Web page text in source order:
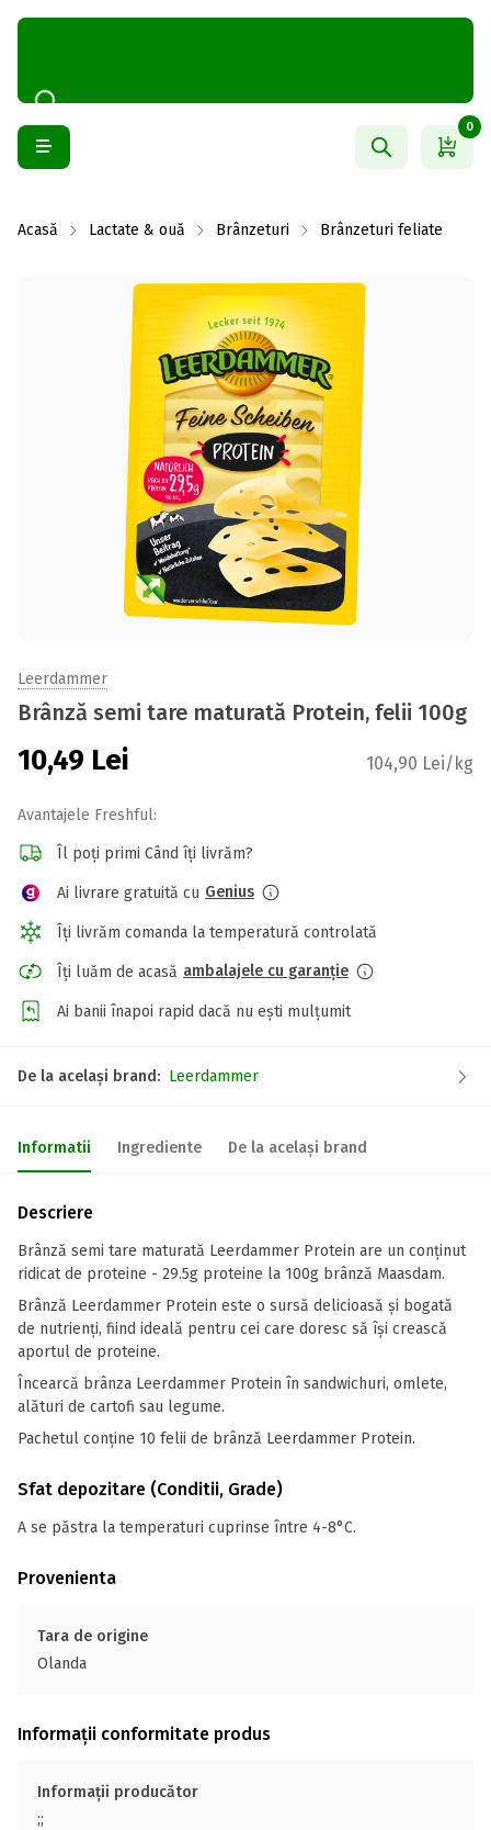
0
Acasă Lactate & ouă Brânzeturi Brânzeturi feliate
Leerdammer
Brânză semi tare maturată Protein, felii 100g
10,49 Lei 104,90 Lei/kg
Avantajele Freshful:
Îl poți primi Când îți livrăm?
Ai livrare gratuită cu Genius
Îți livrăm comanda la temperatură controlată
Îți luăm de acasă ambalajele cu garanție
Ai banii înapoi rapid dacă nu ești mulțumit
De la același brand: Leerdammer
Informatii Ingrediente De la același brand
Descriere
Brânză semi tare maturată Leerdammer Protein are un conținut
ridicat de proteine - 29.5g proteine la 100g brânză Maasdam.
Brânză Leerdammer Protein este o sursă delicioasă și bogată
de nutrienți, fiind ideală pentru cei care doresc să își crească
aportul de proteine.
Încearcă brânza Leerdammer Protein în sandwichuri, omlete,
alături de cartofi sau legume.
Pachetul conține 10 felii de brânză Leerdammer Protein.
Sfat depozitare (Conditii, Grade)
A se păstra la temperaturi cuprinse între 4-8°C.
Provenienta
Tara de origine
Olanda
Informații conformitate produs
Informații producător
;;